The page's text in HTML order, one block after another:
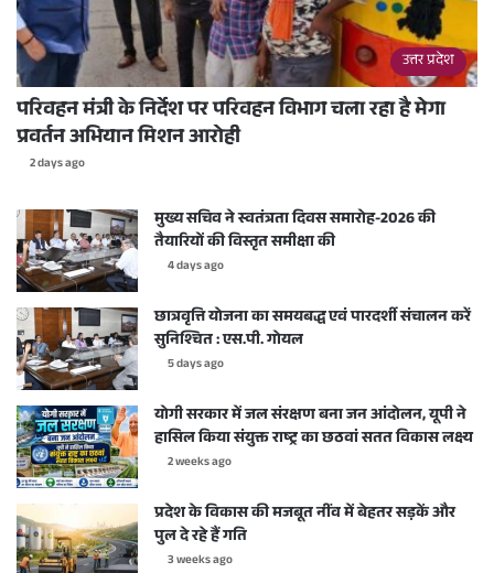
उत्तर प्रदेश
परिवहन मंत्री के निर्देश पर परिवहन विभाग चला रहा है मेगा
प्रवर्तन अभियान मिशन आरोही
2 days ago
मुख्य सचिव ने स्वतंत्रता दिवस समारोह-2026 की
तैयारियों की विस्तृत समीक्षा की
4 days ago
छात्रवृत्ति योजना का समयबद्ध एवं पारदर्शी संचालन करें
सुनिश्चित : एस.पी. गोयल
5 days ago
योगी सरकार में जल संरक्षण बना जन आंदोलन, यूपी ने
हासिल किया संयुक्त राष्ट्र का छठवां सतत विकास लक्ष्य
2 weeks ago
प्रदेश के विकास की मजबूत नींव में बेहतर सड़कें और
पुल दे रहे हैं गति
3 weeks ago